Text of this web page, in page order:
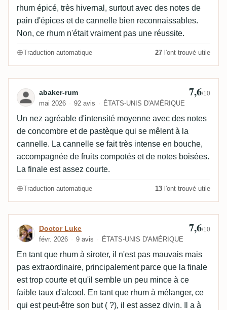
rhum épicé, très hivernal, surtout avec des notes de
pain d'épices et de cannelle bien reconnaissables.
Non, ce rhum n'était vraiment pas une réussite.
Traduction automatique 27 l'ont trouvé utile
Avis de abaker-rum
abaker-rum
mai 2026 92 avis ÉTATS-UNIS D'AMÉRIQUE
7,6/10
Un nez agréable d'intensité moyenne avec des notes
de concombre et de pastèque qui se mêlent à la
cannelle. La cannelle se fait très intense en bouche,
accompagnée de fruits compotés et de notes boisées.
La finale est assez courte.
Traduction automatique 13 l'ont trouvé utile
Avis de Doctor Luke
Doctor Luke
févr. 2026 9 avis ÉTATS-UNIS D'AMÉRIQUE
7,6/10
En tant que rhum à siroter, il n'est pas mauvais mais
pas extraordinaire, principalement parce que la finale
est trop courte et qu'il semble un peu mince à ce
faible taux d'alcool. En tant que rhum à mélanger, ce
qui est peut-être son but ( ?), il est assez divin. Il a à